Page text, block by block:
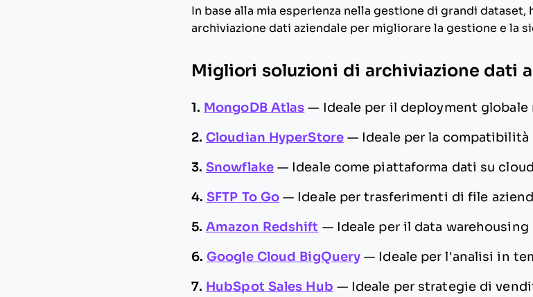
In base alla mia esperienza nella gestione di grandi
archiviazione dati aziendale per migliorare la gestione e la
Migliori soluzioni di archiviazione dati
1. MongoDB Atlas — Ideale per il deployment
2. Cloudian HyperStore — Ideale per la compatibilità
3. Snowflake — Ideale come piattaforma dati su cloud
4. SFTP To Go — Ideale per trasferimenti di file
5. Amazon Redshift — Ideale per il data warehousing
6. Google Cloud BigQuery — Ideale per l'analisi in
7. HubSpot Sales Hub — Ideale per strategie di